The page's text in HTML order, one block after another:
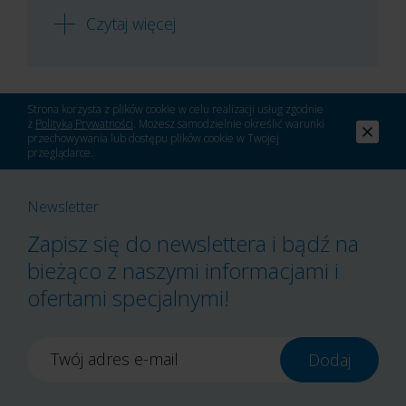
Czytaj więcej
Strona korzysta z plików cookie w celu realizacji usług zgodnie
z Polityką Prywatności. Możesz samodzielnie określić warunki
przechowywania lub dostępu plików cookie w Twojej
przeglądarce.
Newsletter
Zapisz się do newslettera i bądź na
bieżąco z naszymi informacjami i
ofertami specjalnymi!
Twój adres e-mail Dodaj